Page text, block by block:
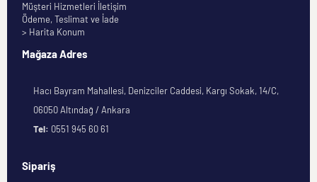
Müşteri Hizmetleri İletişim
Ödeme, Teslimat ve İade
> Harita Konum
Mağaza Adres
Hacı Bayram Mahallesi, Denizciler Caddesi, Kargı Sokak, 14/C,
06050 Altındağ / Ankara
Tel: 0551 945 60 61
Sipariş